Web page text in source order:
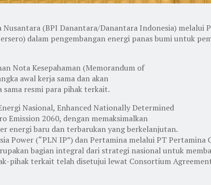
(BPI Danantara/Danantara Indonesia)
dalam pengembangan energi panas bumi untuk
Nota Kesepahaman (Memorandum of
awal kerja sama dan akan
resmi para pihak terkait.
Nasional, Enhanced Nationally Determined
Emission 2060, dengan memaksimalkan
energi baru dan terbarukan yang berkelanjutan.
Power (“PLN IP”) dan Pertamina melalui PT
bagian integral dari strategi nasional untuk
pihak terkait telah disetujui lewat Consortium